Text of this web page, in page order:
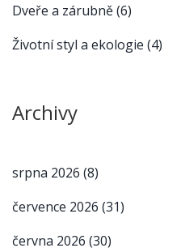
Dveře a zárubně(6)
Životní styl a ekologie (4)
Archivy
srpna 2026 (8)
července 2026 (31)
června 2026 (30)